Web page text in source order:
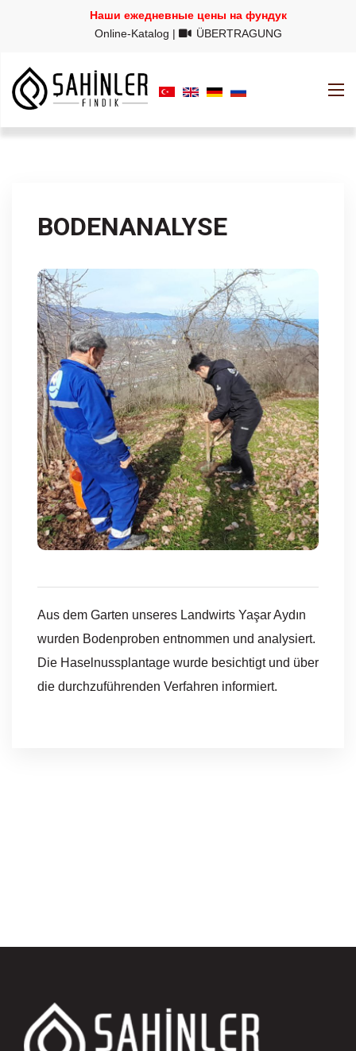
Наши ежедневные цены на фундук
Online-Katalog | ÜBERTRAGUNG
BODENANALYSE
Aus dem Garten unseres Landwirts Yaşar Aydın
wurden Bodenproben entnommen und analysiert.
Die Haselnussplantage wurde besichtigt und über
die durchzuführenden Verfahren informiert.